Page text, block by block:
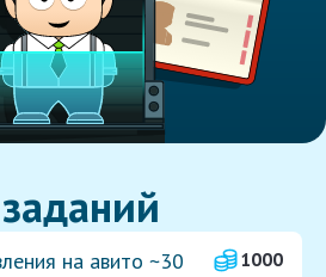
на авито ~30
1000